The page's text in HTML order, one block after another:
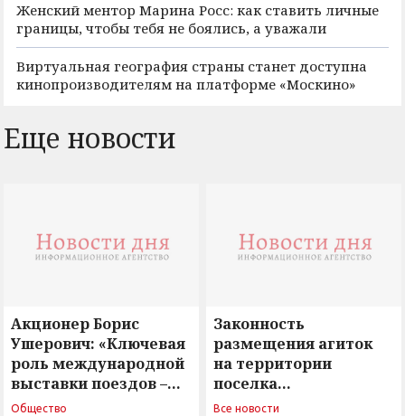
Женский ментор Марина Росс: как ставить личные
границы, чтобы тебя не боялись, а уважали
Виртуальная география страны станет доступна
кинопроизводителям на платформе «Москино»
Еще новости
Акционер Борис
Ушерович: «Ключевая
роль международной
выставки поездов –
поиск ответов на
Общество
Законность
размещения агиток
на территории
поселка
Новосергиевка
Все новости